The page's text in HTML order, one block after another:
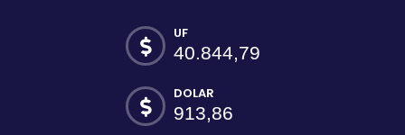
UF
40.844,79
DOLAR
913,86